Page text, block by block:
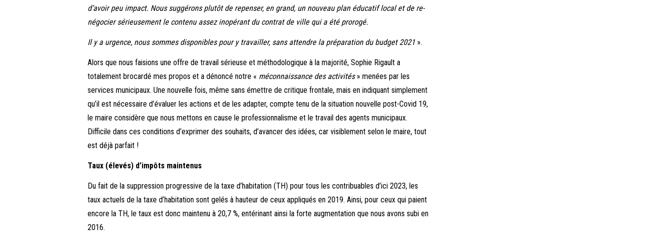
d’avoir peu impact. Nous suggérons plutôt de repenser, en grand, un nouveau plan éducatif local et de re-
négocier sérieusement le contenu assez inopérant du contrat de ville qui a été prorogé.
Il y a urgence, nous sommes disponibles pour y travailler, sans attendre la préparation du budget 2021 ».
Alors que nous faisions une offre de travail sérieuse et méthodologique à la majorité, Sophie Rigault a
totalement brocardé mes propos et a dénoncé notre « méconnaissance des activités» menées par les
services municipaux. Une nouvelle fois, même sans émettre de critique frontale, mais en indiquant simplement
qu’il est nécessaire d’évaluer les actions et de les adapter, compte tenu de la situation nouvelle post-Covid 19,
le maire considère que nous mettons en cause le professionnalisme et le travail des agents municipaux.
Difficile dans ces conditions d’exprimer des souhaits, d’avancer des idées, car visiblement selon le maire, tout
est déjà parfait !
Taux (élevés) d’impôts maintenus
Du fait de la suppression progressive de la taxe d’habitation (TH) pour tous les contribuables d’ici 2023, les
taux actuels de la taxe d’habitation sont gelés à hauteur de ceux appliqués en 2019. Ainsi, pour ceux qui paient
encore la TH, le taux est donc maintenu à 20,7 %, entérinant ainsi la forte augmentation que nous avons subi en
2016.